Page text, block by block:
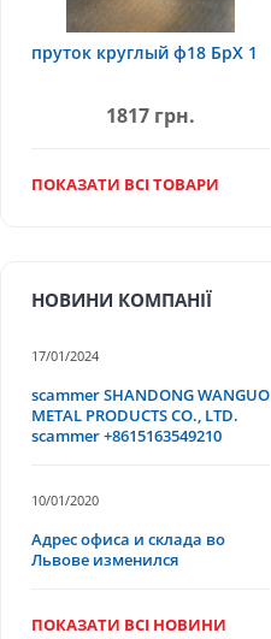
пруток круглый ф18 БрХ 1
1817 грн.
ПОКАЗАТИ ВСІ ТОВАРИ
НОВИНИ КОМПАНІЇ
17/01/2024
scammer SHANDONG WANGUO
METAL PRODUCTS CO., LTD.
scammer +8615163549210
10/01/2020
Адрес офиса и склада во
Львове изменился
ПОКАЗАТИ ВСІ НОВИНИ